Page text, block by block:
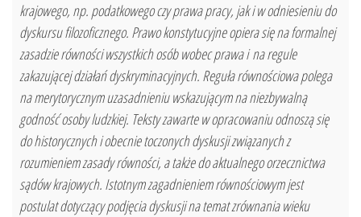
krajowego, np. podatkowego czy prawa pracy, jak i w odniesieniu do
dyskursu filozoficznego. Prawo konstytucyjne opiera się na formalnej
zasadzie równości wszystkich osób wobec prawa i na regule
zakazującej działań dyskryminacyjnych. Reguła równościowa polega
na merytorycznym uzasadnieniu wskazującym na niezbywalną
godność osoby ludzkiej. Teksty zawarte w opracowaniu odnoszą się
do historycznych i obecnie toczonych dyskusji związanych z
rozumieniem zasady równości, a także do aktualnego orzecznictwa
sądów krajowych. Istotnym zagadnieniem równościowym jest
postulat dotyczący podjęcia dyskusji na temat zrównania wieku